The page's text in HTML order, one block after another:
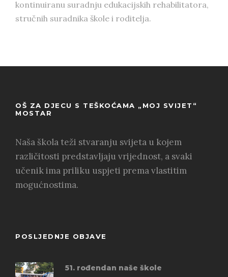
kontinuiranu suradnju edukacijskih rehabilitatora,
stručnih suradnika škole i roditelja.
OŠ ZA DJECU S TEŠKOĆAMA „MOJ SVIJET“
MOSTAR
Naša škola teži stvaranju svijeta u kojem
različitosti predstavljaju vrijednost, a svaki
učenik ima priliku uspjeti prema vlastitim
mogućnostima.
POSLJEDNJE OBJAVE
51. rođendan naše škole